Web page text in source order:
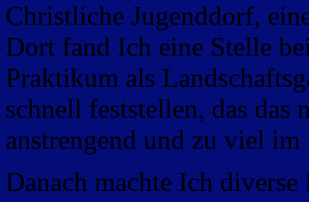
Christliche Jugenddorf,
Dort fand Ich eine Stelle
Praktikum als
schnell feststellen, das
anstrengend und zu viel im
Danach machte Ich